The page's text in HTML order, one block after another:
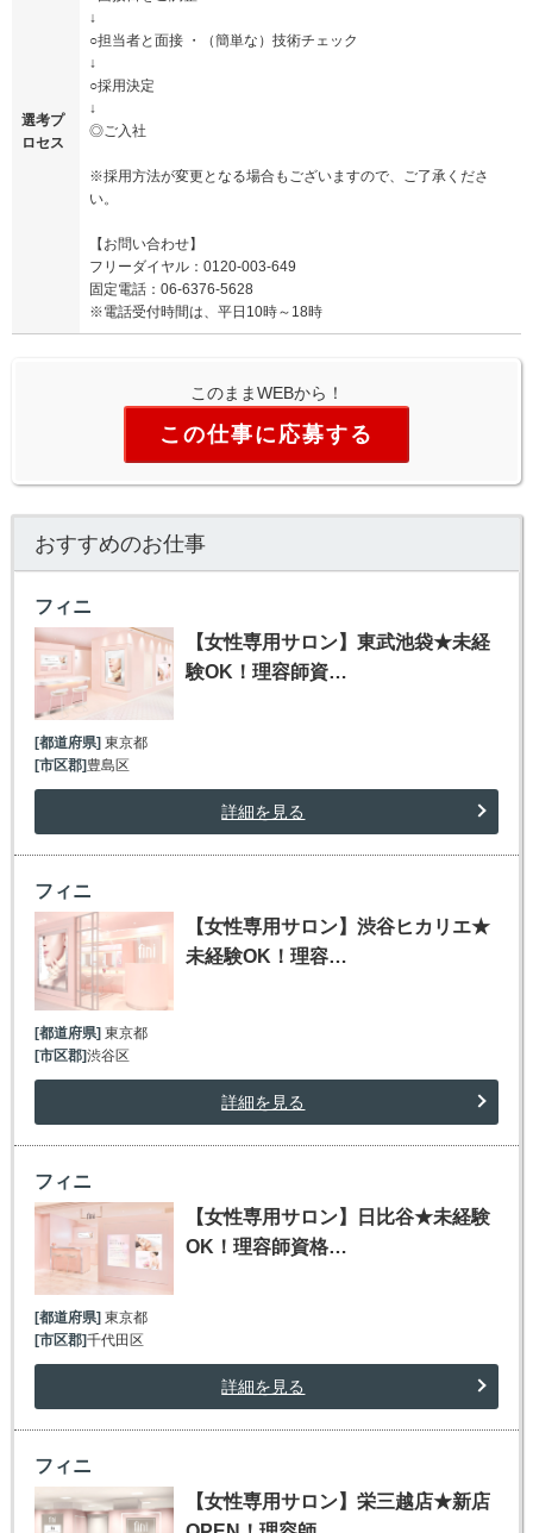
選考プ
ロセス
↓
○担当者と面接 ・（簡単な）技術チェック
↓
○採用決定
↓
◎ご入社
※採用方法が変更となる場合もございますので、ご了承くださ
い。
【お問い合わせ】
フリーダイヤル：0120-003-649
固定電話：06-6376-5628
※電話受付時間は、平日10時～18時
このままWEBから！
この仕事に応募する
おすすめのお仕事
フィニ
【女性専用サロン】東武池袋★未経
験OK！理容師資…
[都道府県] 東京都
[市区郡] 豊島区
詳細を見る
フィニ
【女性専用サロン】渋谷ヒカリエ★
未経験OK！理容…
[都道府県] 東京都
[市区郡]渋谷区
詳細を見る
フィニ
【女性専用サロン】日比谷★未経験
OK！理容師資格…
[都道府県] 東京都
[市区郡]千代田区
詳細を見る
フィニ
【女性専用サロン】栄三越店★新店